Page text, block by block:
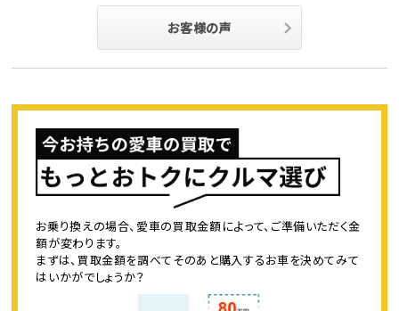
お客様の声
お乗り換えの場合、愛車の買取金額によって、ご準備いただく金
額が変わります。
まずは、買取金額を調べてそのあと購入するお車を決めてみて
はいかがでしょうか？